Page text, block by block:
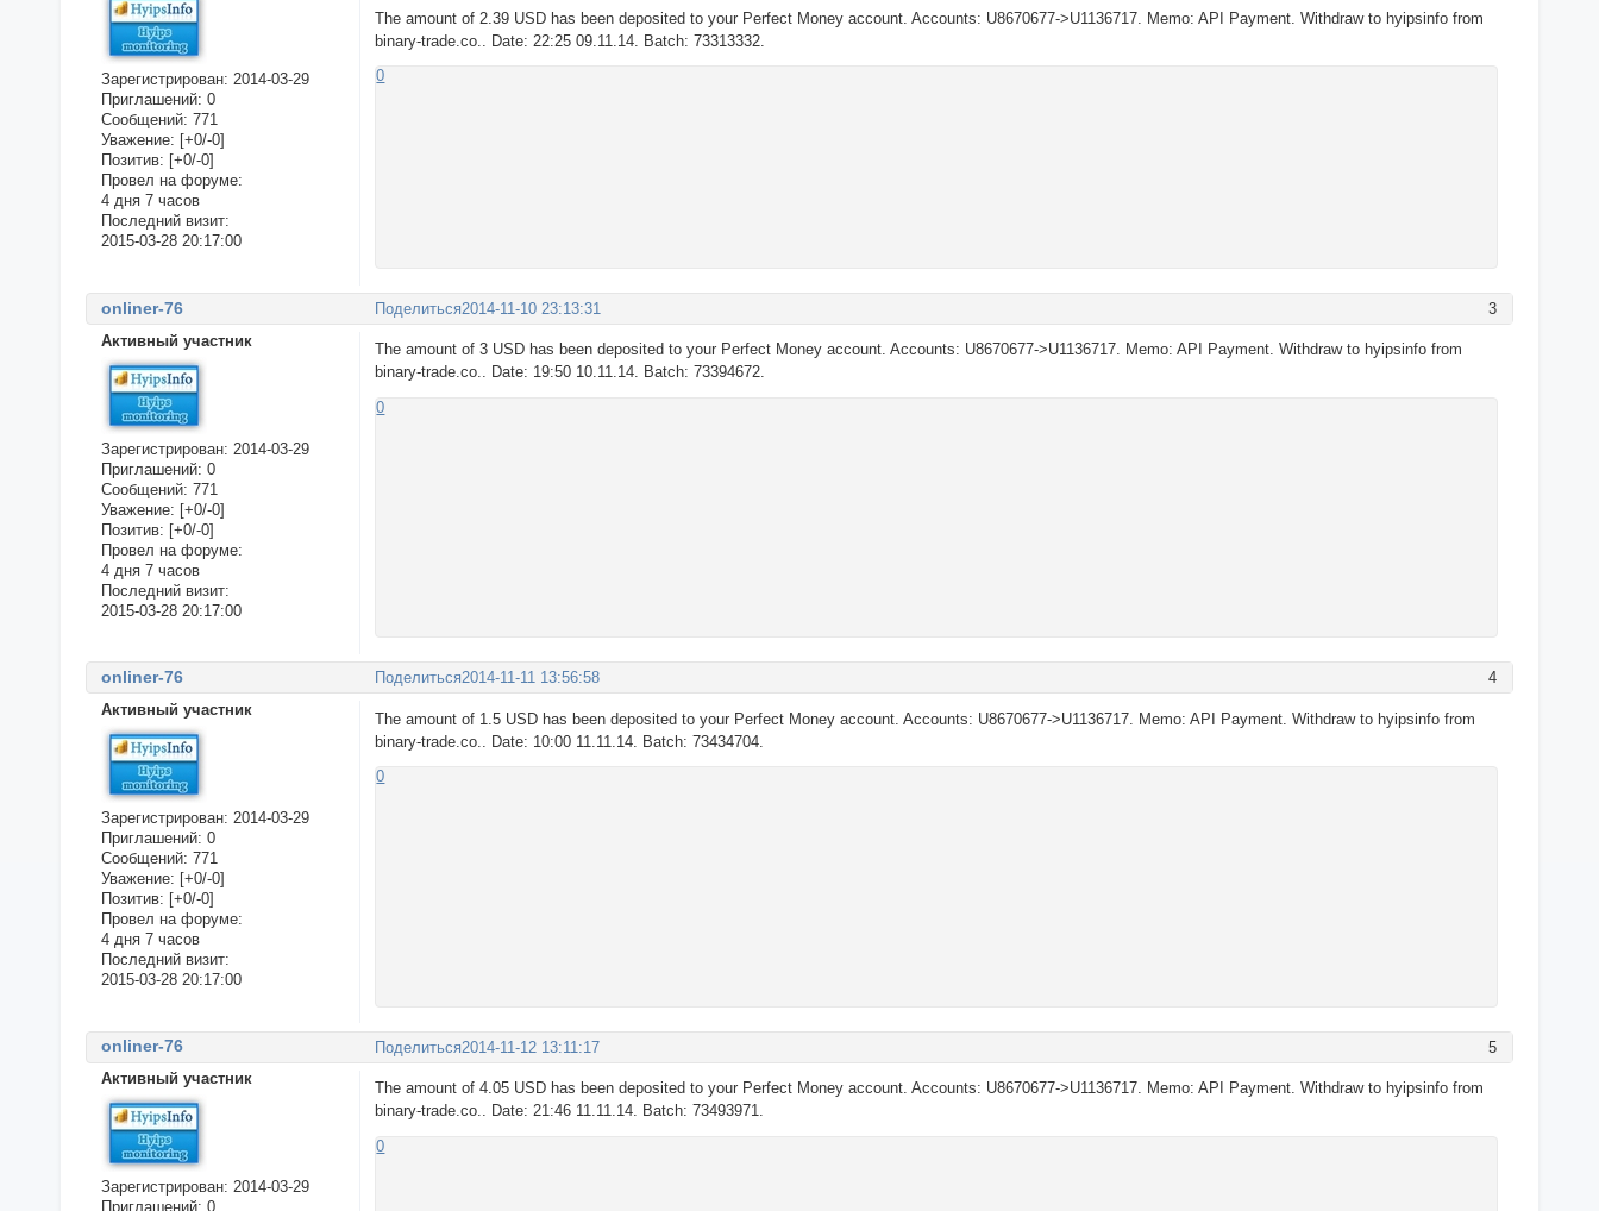
Зарегистрирован: 2014-03-29
Приглашений: 0
Сообщений: 771
Уважение: [+0/-0]
Позитив: [+0/-0]
Провел на форуме:
4 дня 7 часов
Последний визит:
2015-03-28 20:17:00
The amount of 2.39 USD has been deposited to your Perfect Money account. Accounts: U8670677->U1136717. Memo: API Payment. Withdraw to hyipsinfo from
binary-trade.co.. Date: 22:25 09.11.14. Batch: 73313332.
0
Поделиться 3
2014-11-10 23:13:31
onliner-76
Активный участник
Зарегистрирован: 2014-03-29
Приглашений: 0
Сообщений: 771
Уважение: [+0/-0]
Позитив: [+0/-0]
Провел на форуме:
4 дня 7 часов
Последний визит:
2015-03-28 20:17:00
The amount of 3 USD has been deposited to your Perfect Money account. Accounts: U8670677->U1136717. Memo: API Payment. Withdraw to hyipsinfo from
binary-trade.co.. Date: 19:50 10.11.14. Batch: 73394672.
0
Поделиться 4
2014-11-11 13:56:58
onliner-76
Активный участник
Зарегистрирован: 2014-03-29
Приглашений: 0
Сообщений: 771
Уважение: [+0/-0]
Позитив: [+0/-0]
Провел на форуме:
4 дня 7 часов
Последний визит:
2015-03-28 20:17:00
The amount of 1.5 USD has been deposited to your Perfect Money account. Accounts: U8670677->U1136717. Memo: API Payment. Withdraw to hyipsinfo from
binary-trade.co.. Date: 10:00 11.11.14. Batch: 73434704.
0
Поделиться 5
2014-11-12 13:11:17
onliner-76
Активный участник
Зарегистрирован: 2014-03-29
Приглашений: 0
The amount of 4.05 USD has been deposited to your Perfect Money account. Accounts: U8670677->U1136717. Memo: API Payment. Withdraw to hyipsinfo from
binary-trade.co.. Date: 21:46 11.11.14. Batch: 73493971.
0